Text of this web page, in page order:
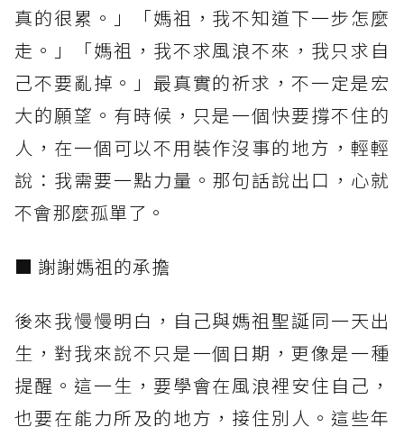
真的很累。」「媽祖，我不知道下一步怎麼
走。」「媽祖，我不求風浪不來，我只求自
己不要亂掉。」最真實的祈求，不一定是宏
大的願望。有時候，只是一個快要撐不住的
人，在一個可以不用裝作沒事的地方，輕輕
說：我需要一點力量。那句話說出口，心就
不會那麼孤單了。
■ 謝謝媽祖的承擔
後來我慢慢明白，自己與媽祖聖誕同一天出
生，對我來說不只是一個日期，更像是一種
提醒。這一生，要學會在風浪裡安住自己，
也要在能力所及的地方，接住別人。這些年